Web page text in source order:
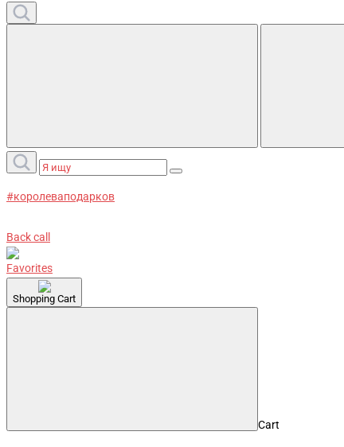
#королеваподарков
Back call
Favorites
Shopping Cart
Cart